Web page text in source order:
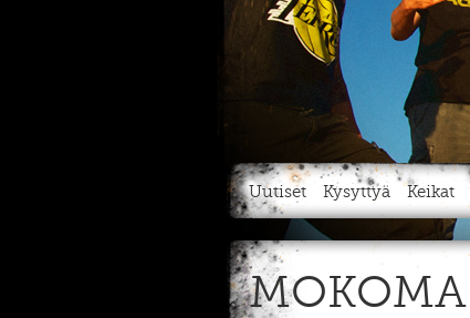
Uutiset Kysyttyä Keikat